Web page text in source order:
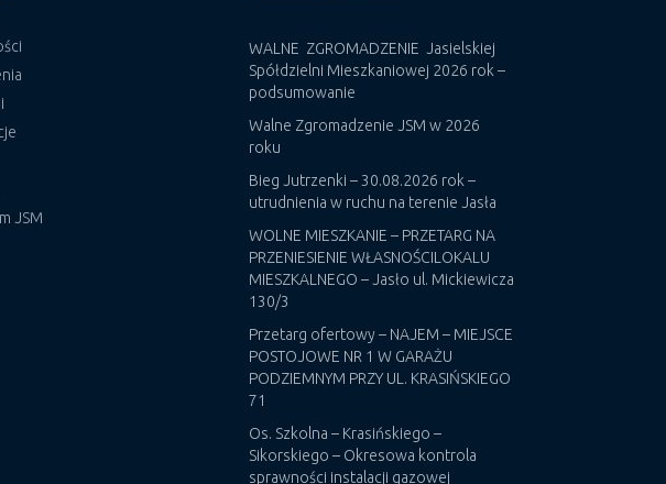
JSM
WALNE ZGROMADZENIE Jasielskiej
Spółdzielni Mieszkaniowej 2026 rok –
podsumowanie
Walne Zgromadzenie JSM w 2026
roku
Bieg Jutrzenki – 30.08.2026 rok –
utrudnienia w ruchu na terenie Jasła
WOLNE MIESZKANIE – PRZETARG NA
PRZENIESIENIE WŁASNOŚCILOKALU
MIESZKALNEGO – Jasło ul. Mickiewicza
130/3
Przetarg ofertowy – NAJEM – MIEJSCE
POSTOJOWE NR 1 W GARAŻU
PODZIEMNYM PRZY UL. KRASIŃSKIEGO
71
Os. Szkolna – Krasińskiego –
Sikorskiego – Okresowa kontrola
sprawności instalacji gazowej